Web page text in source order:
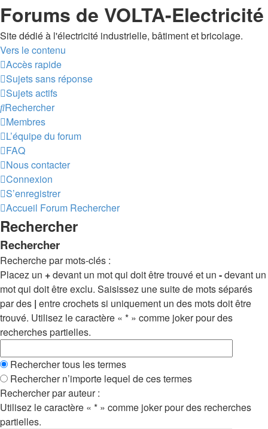
Forums de VOLTA-Electricité
Site dédié à l'électricité industrielle, bâtiment et bricolage.
Vers le contenu
Accès rapide
Sujets sans réponse
Sujets actifs
Rechercher
Membres
L’équipe du forum
FAQ
Nous contacter
Connexion
S’enregistrer
Accueil Forum Rechercher
Rechercher
Rechercher
Recherche par mots-clés :
Placez un +devant un mot qui doit être trouvé et un -devant un
mot qui doit être exclu. Saisissez une suite de mots séparés
par des | entre crochets si uniquement un des mots doit être
trouvé. Utilisez le caractère « * » comme joker pour des
recherches partielles.
Rechercher tous les termes
Rechercher n’importe lequel de ces termes
Rechercher par auteur :
Utilisez le caractère « * » comme joker pour des recherches
partielles.